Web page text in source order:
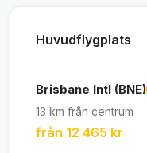
Huvudflygplats
Brisbane Intl (BNE)
13 km från centrum
från 12 465 kr